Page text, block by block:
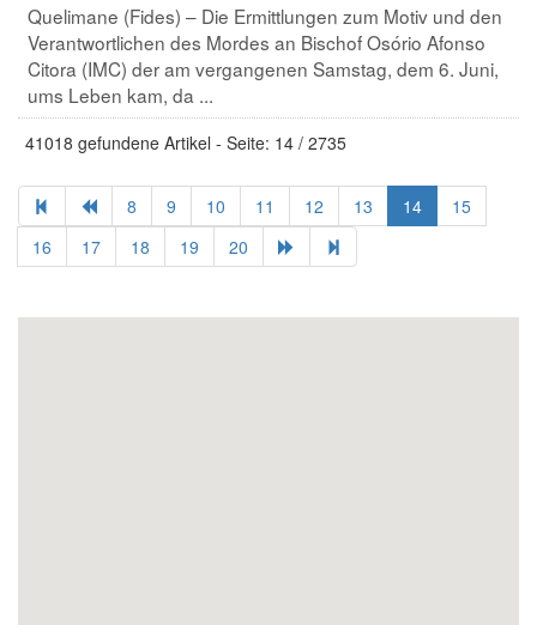
Quelimane (Fides) – Die Ermittlungen zum Motiv und den
Verantwortlichen des Mordes an Bischof Osório Afonso
Citora (IMC) der am vergangenen Samstag, dem 6. Juni,
ums Leben kam, da ...
41018 gefundene Artikel - Seite: 14 / 2735
8 9 10 11 12 13 14
15
16
17 18 19 20